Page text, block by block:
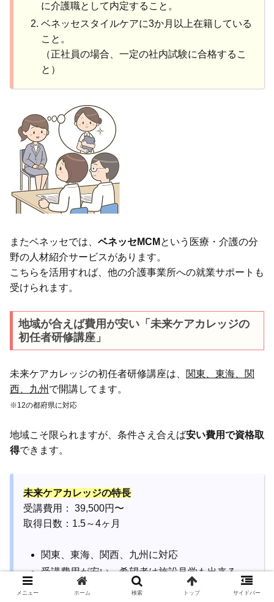
に介護職として内定すること。
ベネッセスタイルケアに3か月以上在籍している
こと。
（正社員の場合、一定の社内試験に合格するこ
と）
またベネッセでは、 ベネッセMCM という医療・介護の分
野の人材紹介サービスがあります。
こちらを活用すれば、他の介護事業所への就業サポートも
受けられます。
地域が合えば費用が安い「未来ケアカレッジの
初任者研修講座」
未来ケアカレッジの初任者研修講座は、 関東、東海、関
西、九州 で開講してます。
※12の都府県に対応
地域こそ限られますが、条件さえ合えば安い費用で資格取
得できます。
未来ケアカレッジの特長
受講費用： 39,500円〜
取得日数：1.5～4ヶ月
関東、東海、関西、九州に対応
受講費用が安い、希望者は施設見学も出来る
仕事紹介サイトも運営
メニュー ホーム 検索 トップ サイドバー